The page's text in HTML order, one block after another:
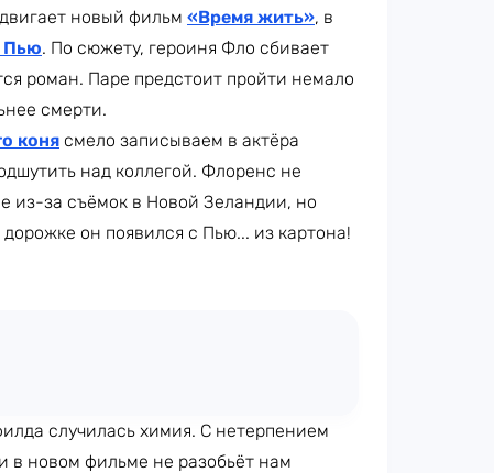
новый фильм «Время жить», в
Пью. По сюжету, героиня Фло сбивает
роман. Паре предстоит пройти немало
смерти.
коня смело записываем в актёра
над коллегой. Флоренс не
из-за съёмок в Новой Зеландии, но
он появился с Пью... из картона!
случилась химия. С нетерпением
в новом фильме не разобьёт нам